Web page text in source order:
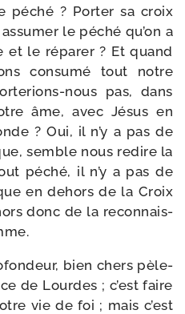
péché ? Porter sa croix
le péché qu’on a
le répa­rer ? Et quand
consu­mé tout notre
​nous pas, dans
âme, avec Jésus en
? Oui, il n’y a pas de
semble nous redire la
péché, il n’y a pas de
en dehors de la Croix
donc de la recon­nais­
bien chers pèle­
de Lourdes ; c’est faire
vie de foi ; mais c’est